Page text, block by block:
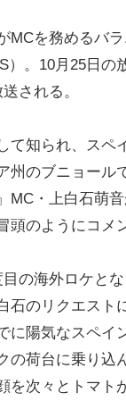
を務めるバ
）。10月25日の
される。
知られ、スペ
州のブニョール
MC・上白石萌
のようにコメ
の海外ロケと
石のリクエスト
に陽気なスペイ
の荷台に乗り
を次々とトマ